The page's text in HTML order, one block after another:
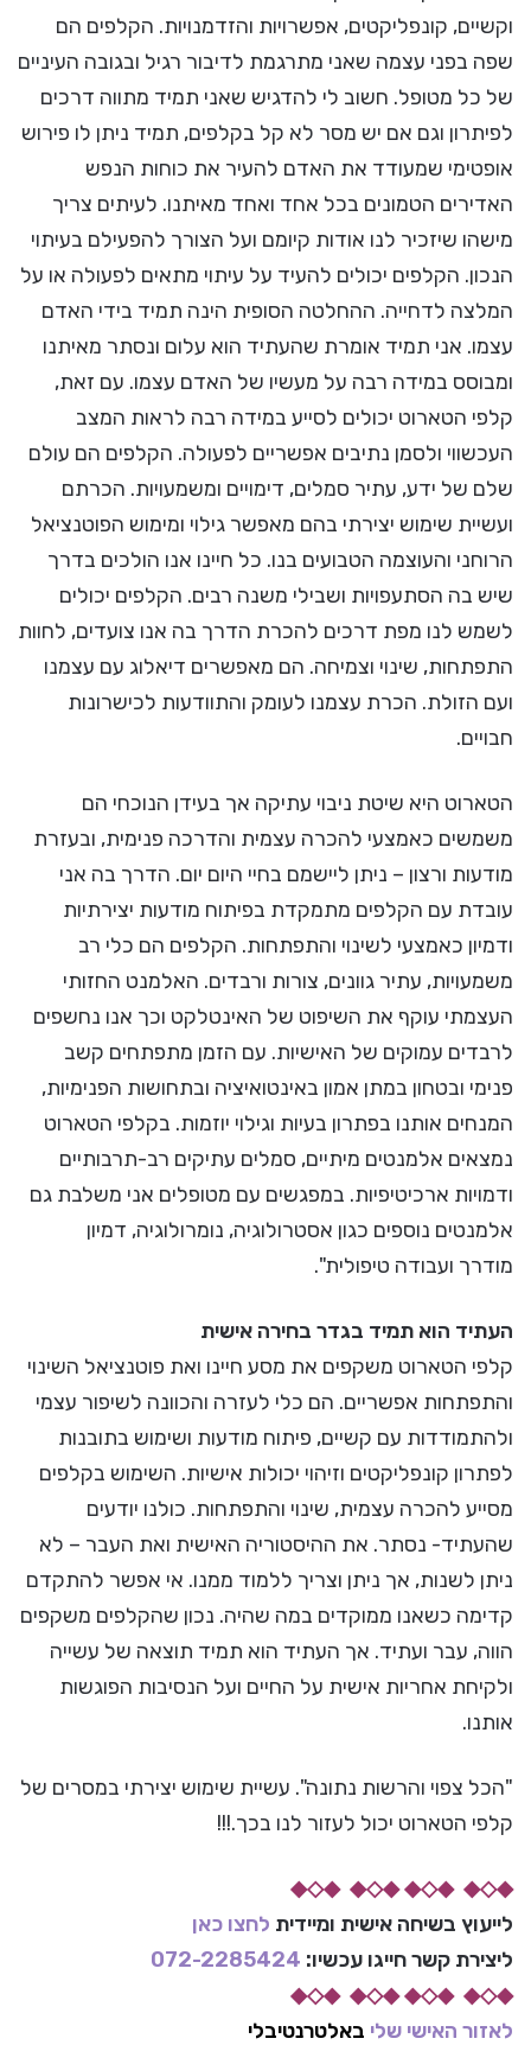
וקשיים, קונפליקטים, אפשרויות והזדמנויות. הקלפים הם
שפה בפני עצמה שאני מתרגמת לדיבור רגיל ובגובה העיניים
של כל מטופל. חשוב לי להדגיש שאני תמיד מתווה דרכים
לפיתרון וגם אם יש מסר לא קל בקלפים, תמיד ניתן לו פירוש
אופטימי שמעודד את האדם להעיר את כוחות הנפש
האדירים הטמונים בכל אחד ואחד מאיתנו. לעיתים צריך
מישהו שיזכיר לנו אודות קיומם ועל הצורך להפעילם בעיתוי
הנכון. הקלפים יכולים להעיד על עיתוי מתאים לפעולה או על
המלצה לדחייה. ההחלטה הסופית הינה תמיד בידי האדם
עצמו. אני תמיד אומרת שהעתיד הוא עלום ונסתר מאיתנו
ומבוסס במידה רבה על מעשיו של האדם עצמו. עם זאת,
קלפי הטארוט יכולים לסייע במידה רבה לראות המצב
העכשווי ולסמן נתיבים אפשריים לפעולה. הקלפים הם עולם
שלם של ידע, עתיר סמלים, דימויים ומשמעויות. הכרתם
ועשיית שימוש יצירתי בהם מאפשר גילוי ומימוש הפוטנציאל
הרוחני והעוצמה הטבועים בנו. כל חיינו אנו הולכים בדרך
שיש בה הסתעפויות ושבילי משנה רבים. הקלפים יכולים
לשמש לנו מפת דרכים להכרת הדרך בה אנו צועדים, לחוות
התפתחות, שינוי וצמיחה. הם מאפשרים דיאלוג עם עצמנו
ועם הזולת. הכרת עצמנו לעומק והתוודעות לכישרונות
חבויים.
הטארוט היא שיטת ניבוי עתיקה אך בעידן הנוכחי הם
משמשים כאמצעי להכרה עצמית והדרכה פנימית, ובעזרת
מודעות ורצון – ניתן ליישמם בחיי היום יום. הדרך בה אני
עובדת עם הקלפים מתמקדת בפיתוח מודעות יצירתיות
ודמיון כאמצעי לשינוי והתפתחות. הקלפים הם כלי רב
משמעויות, עתיר גוונים, צורות ורבדים. האלמנט החזותי
העצמתי עוקף את השיפוט של האינטלקט וכך אנו נחשפים
לרבדים עמוקים של האישיות. עם הזמן מתפתחים קשב
פנימי ובטחון במתן אמון באינטואיציה ובתחושות הפנימיות,
המנחים אותנו בפתרון בעיות וגילוי יוזמות. בקלפי הטארוט
נמצאים אלמנטים מיתיים, סמלים עתיקים רב-תרבותיים
ודמויות ארכיטיפיות. במפגשים עם מטופלים אני משלבת גם
אלמנטים נוספים כגון אסטרולוגיה, נומרולוגיה, דמיון
מודרך ועבודה טיפולית".
העתיד הוא תמיד בגדר בחירה אישית
קלפי הטארוט משקפים את מסע חיינו ואת פוטנציאל השינוי
והתפתחות אפשריים. הם כלי לעזרה והכוונה לשיפור עצמי
ולהתמודדות עם קשיים, פיתוח מודעות ושימוש בתובנות
לפתרון קונפליקטים וזיהוי יכולות אישיות. השימוש בקלפים
מסייע להכרה עצמית, שינוי והתפתחות. כולנו יודעים
שהעתיד- נסתר. את ההיסטוריה האישית ואת העבר – לא
ניתן לשנות, אך ניתן וצריך ללמוד ממנו. אי אפשר להתקדם
קדימה כשאנו ממוקדים במה שהיה. נכון שהקלפים משקפים
הווה, עבר ועתיד. אך העתיד הוא תמיד תוצאה של עשייה
ולקיחת אחריות אישית על החיים ועל הנסיבות הפוגשות
אותנו.
"הכל צפוי והרשות נתונה". עשיית שימוש יצירתי במסרים של
קלפי הטארוט יכול לעזור לנו בכך.!!!
◆◇◆ ◆◇◆ ◆◇◆ ◆◇◆
לייעוץ בשיחה אישית ומיידית לחצו כאן
ליצירת קשר חייגו עכשיו: 072-2285424
◆◇◆ ◆◇◆ ◆◇◆ ◆◇◆
לאזור האישי שלי באלטרנטיבלי